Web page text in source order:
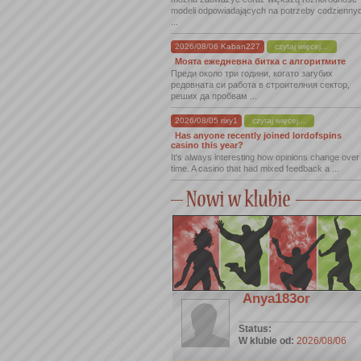
modeli odpowiadających na potrzeby
2026/08/06 Kaban227 czytaj więcej...
Моята ежедневна битка с алгоритмите
Преди около три години, когато загубих
редовната си работа в строителния сектор,
реших да пробвам ...
2026/08/05 rixy1 czytaj więcej...
Has anyone recently joined lordofspins
casino this year?
It's always interesting how opinions change over
time. A casino that had mixed feedback a ...
Anya183or
Status:
W klubie od: 2026/08/06